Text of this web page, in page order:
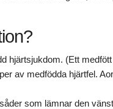
hjärtsjukdom. (Ett
av medfödda hjärtfel.
som lämnar den